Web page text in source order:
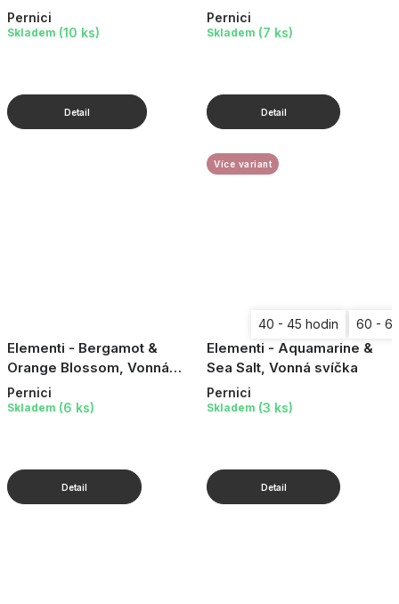
70 g
Pernici
Skladem (10 ks)
Pernici
Skladem (7 ks)
Elementi - Bergamot &
Orange Blossom, Vonná
svíčka, 70 g
Pernici
Skladem (6 ks)
Elementi - Aquamarine &
Sea Salt, Vonná svíčka
Více variant
40 - 45 hodin 60 -
Pernici
Skladem (3 ks)